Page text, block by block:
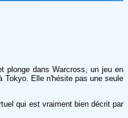
plonge dans Warcross, un jeu en
Tokyo. Elle n'hésite pas une seule
qui est vraiment bien décrit par